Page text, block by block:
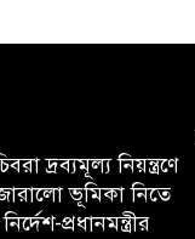
দ্রব্যমূল্য নিয়ন্ত্রণে
ভূমিকা নিতে
নির্দেশ-প্রধানমন্ত্রীর